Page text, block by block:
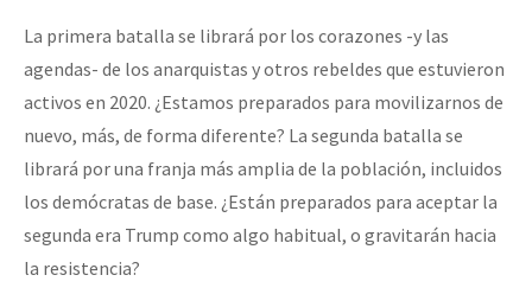
La primera batalla se librará por los corazones -y las
agendas- de los anarquistas y otros rebeldes que estuvieron
activos en 2020. ¿Estamos preparados para movilizarnos de
nuevo, más, de forma diferente? La segunda batalla se
librará por una franja más amplia de la población, incluidos
los demócratas de base. ¿Están preparados para aceptar la
segunda era Trump como algo habitual, o gravitarán hacia
la resistencia?